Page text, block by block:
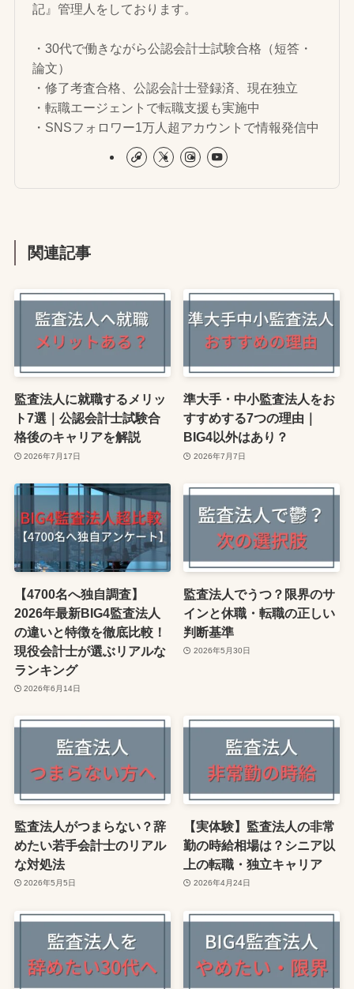
記』管理人をしております。
・30代で働きながら公認会計士試験合格（短答・
論文）
・修了考査合格、公認会計士登録済、現在独立
・転職エージェントで転職支援も実施中
・SNSフォロワー1万人超アカウントで情報発信中
関連記事
監査法人に就職するメリッ
ト7選｜公認会計士試験合
格後のキャリアを解説
2026年7月17日
準大手・中小監査法人をお
すすめする7つの理由｜
BIG4以外はあり？
2026年7月7日
【4700名へ独自調査】
2026年最新BIG4監査法人
の違いと特徴を徹底比較！
現役会計士が選ぶリアルな
ランキング
2026年6月14日
監査法人でうつ？限界のサ
インと休職・転職の正しい
判断基準
2026年5月30日
監査法人がつまらない？辞
めたい若手会計士のリアル
な対処法
2026年5月5日
【実体験】監査法人の非常
勤の時給相場は？シニア以
上の転職・独立キャリア
2026年4月24日